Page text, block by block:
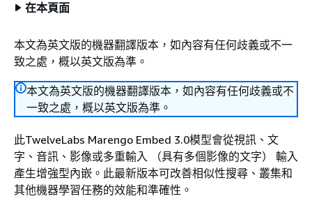
在本頁面
本文為英文版的機器翻譯版本，如內容有任何歧義或不一
致之處，概以英文版為準。
本文為英文版的機器翻譯版本，如內容有任何歧義或不
一致之處，概以英文版為準。
此TwelveLabs Marengo Embed 3.0模型會從視訊、文
字、音訊、影像或多重輸入 （具有多個影像的文字） 輸入
產生增強型內嵌。此最新版本可改善相似性搜尋、叢集和
其他機器學習任務的效能和準確性。